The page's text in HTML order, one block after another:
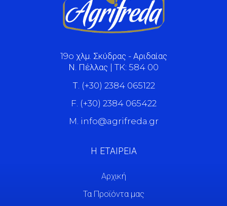
19o χλμ. Σκύδρας - Αριδαίας
Ν. Πέλλας | TK: 584 00
Τ. (+30) 2384 065122
F. (+30) 2384 065422
M. info@agrifreda.gr
Η ΕΤΑΙΡΕΙΑ
Αρχική
Τα Προϊόντα μας